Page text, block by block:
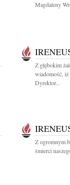
Magdaleny
Z głębokim
wiadomość, iż
Dyrektor...
Z ogromnym
śmierci